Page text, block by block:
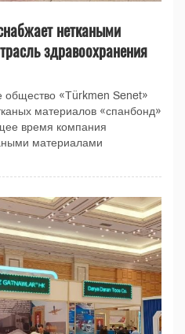
неткаными
здравоохранения
общество «Türkmen Senet»
материалов «спанбонд»
время компания
материалами